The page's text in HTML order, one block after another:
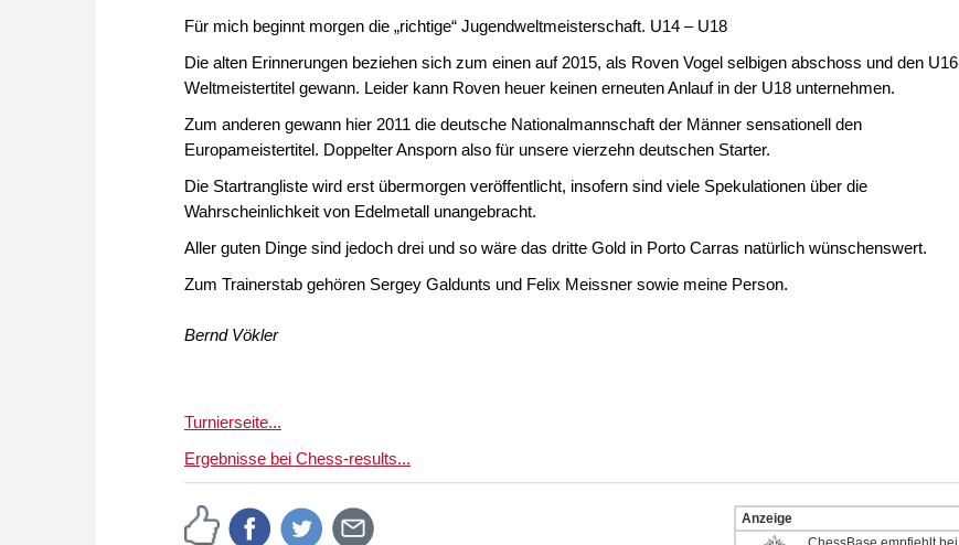
Für mich beginnt morgen die „richtige“ Jugendweltmeisterschaft. U14 – U18
Die alten Erinnerungen beziehen sich zum einen auf 2015, als Roven Vogel selbigen abschoss und den U16
Weltmeistertitel gewann. Leider kann Roven heuer keinen erneuten Anlauf in der U18 unternehmen.
Zum anderen gewann hier 2011 die deutsche Nationalmannschaft der Männer sensationell den
Europameistertitel. Doppelter Ansporn also für unsere vierzehn deutschen Starter.
Die Startrangliste wird erst übermorgen veröffentlicht, insofern sind viele Spekulationen über die
Wahrscheinlichkeit von Edelmetall unangebracht.
Aller guten Dinge sind jedoch drei und so wäre das dritte Gold in Porto Carras natürlich wünschenswert.
Zum Trainerstab gehören Sergey Galdunts und Felix Meissner sowie meine Person.
Bernd Vökler
Turnierseite...
Ergebnisse bei Chess-results...
Anzeige